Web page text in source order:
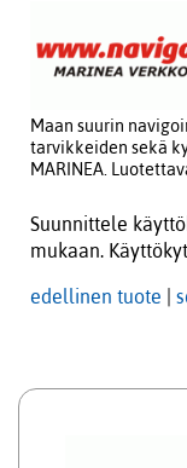
Maan suurin
tarvikkeiden sekä
MARINEA.
Suunnittele
mukaan.
edellinen tuote